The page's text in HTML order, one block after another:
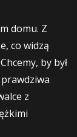
domu. Z
co widzą
by był
z